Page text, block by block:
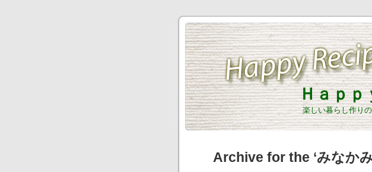
Ｈａｐ
楽しい暮らし作り
Archive for the ‘みなか